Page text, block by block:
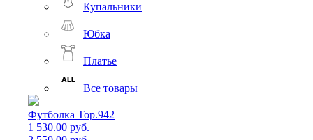
Купальники
Юбка
Платье
Все товары
Футболка Top.942
1 530.00 руб.